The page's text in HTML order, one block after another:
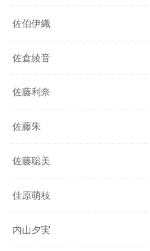
佐伯伊織
佐倉綾音
佐藤利奈
佐藤朱
佐藤聡美
佳原萌枝
内山夕実